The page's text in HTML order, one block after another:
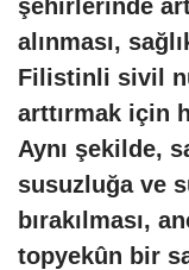
şehirlerinde
alınması,
Filistinli sivil
arttırmak için
Aynı şekilde,
susuzluğa ve
bırakılması,
topyekûn bir